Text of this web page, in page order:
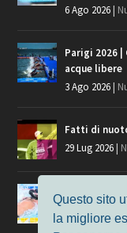
6 Ago 2026
Parigi 2026
acque libere
3 Ago 2026
Fatti di
29 Lug 2026
Giochi del
Taranto 2026
9 Lug 2026
Questo sito
la migliore